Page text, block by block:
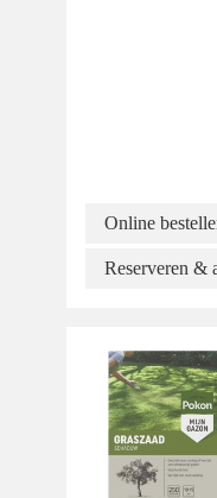
Online
Reserveren &